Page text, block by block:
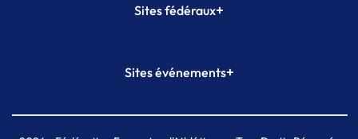
Sites fédéraux+
Plateforme Formation
Sites événements+
Meeting de Paris indoor